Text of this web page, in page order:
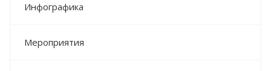
Инфографика
Мероприятия